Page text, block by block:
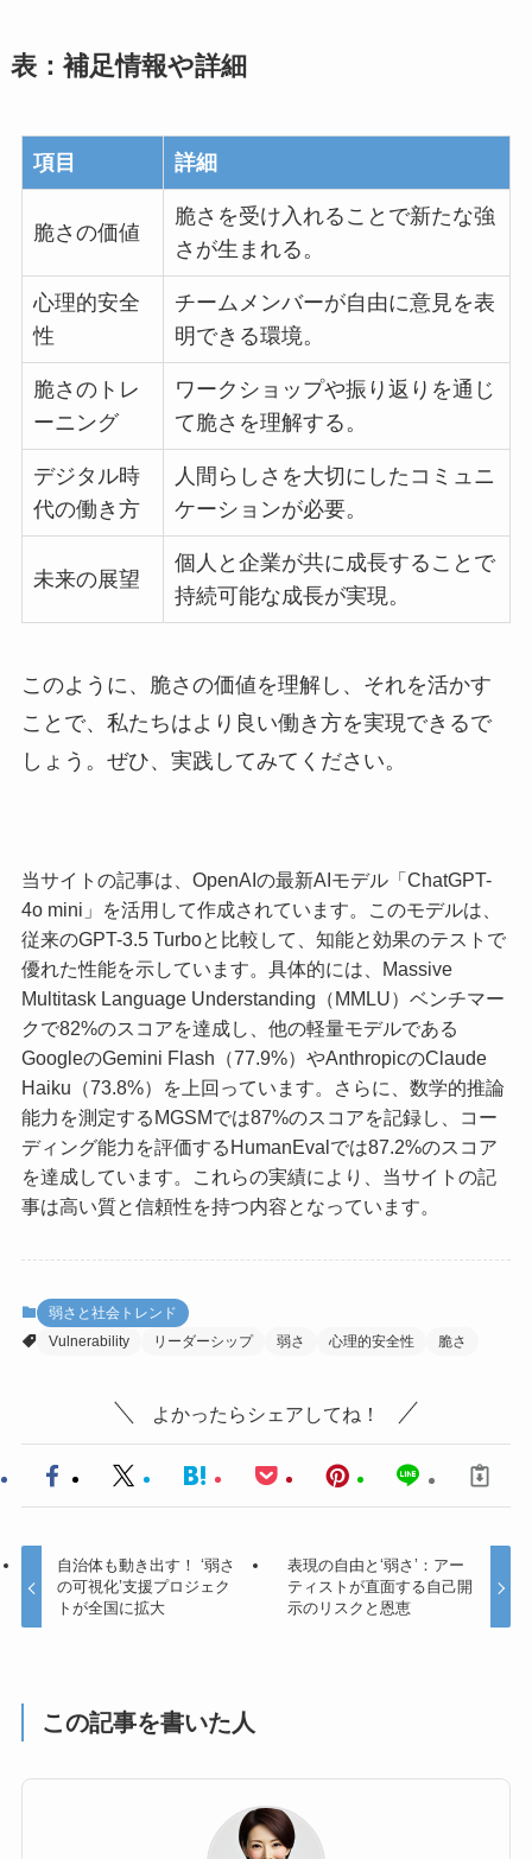
表：補足情報や詳細
項目 詳細
脆さの価値
脆さを受け入れることで新たな強
さが生まれる。
心理的安全
性
チームメンバーが自由に意見を表
明できる環境。
脆さのトレ
ーニング
ワークショップや振り返りを通じ
て脆さを理解する。
デジタル時
代の働き方
人間らしさを大切にしたコミュニ
ケーションが必要。
未来の展望
個人と企業が共に成長することで
持続可能な成長が実現。
このように、脆さの価値を理解し、それを活かす
ことで、私たちはより良い働き方を実現できるで
しょう。ぜひ、実践してみてください。
当サイトの記事は、OpenAIの最新AIモデル「ChatGPT-
4o mini」を活用して作成されています。このモデルは、
従来のGPT-3.5 Turboと比較して、知能と効果のテストで
優れた性能を示しています。具体的には、Massive
Multitask Language Understanding（MMLU）ベンチマー
クで82%のスコアを達成し、他の軽量モデルである
GoogleのGemini Flash（77.9%）やAnthropicのClaude
Haiku（73.8%）を上回っています。さらに、数学的推論
能力を測定するMGSMでは87%のスコアを記録し、コー
ディング能力を評価するHumanEvalでは87.2%のスコア
を達成しています。これらの実績により、当サイトの記
事は高い質と信頼性を持つ内容となっています。
弱さと社会トレンド
Vulnerability
リーダーシップ 弱さ 心理的安全性 脆さ
よかったらシェアしてね！
自治体も動き出す！ ‘弱さ
の可視化’支援プロジェク
トが全国に拡大
表現の自由と‘弱さ’：アー
ティストが直面する自己開
示のリスクと恩恵
この記事を書いた人